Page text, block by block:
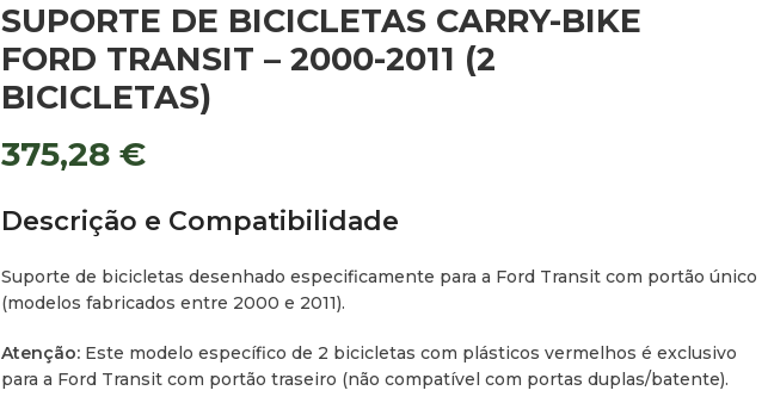
SUPORTE DE BICICLETAS CARRY-BIKE
FORD TRANSIT – 2000-2011 (2
BICICLETAS)
375,28 €
Descrição e Compatibilidade
Suporte de bicicletas desenhado especificamente para a Ford Transit com portão único
(modelos fabricados entre 2000 e 2011).
Atenção: Este modelo específico de 2 bicicletas com plásticos vermelhos é exclusivo
para a Ford Transit com portão traseiro (não compatível com portas duplas/batente).